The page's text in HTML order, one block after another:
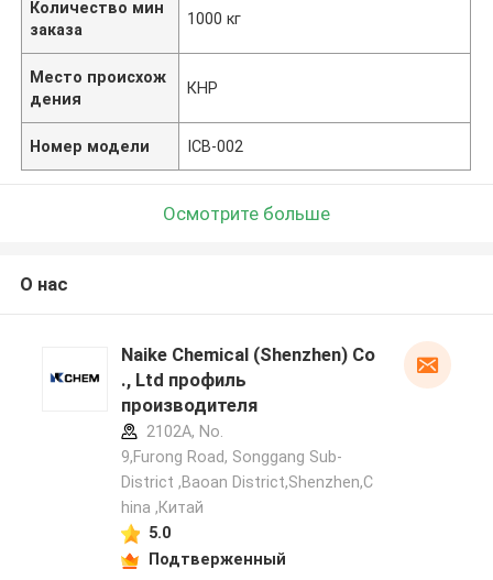
Количество мин
заказа
1000 кг
Место происхож
дения
КНР
Номер модели ICB-002
Осмотрите больше
О нас
Naike Chemical (Shenzhen) Co
., Ltd профиль
производителя
2102A, No.
9,Furong Road, Songgang Sub-
District ,Baoan District,Shenzhen,C
hina ,Китай
5.0
Подтверженный